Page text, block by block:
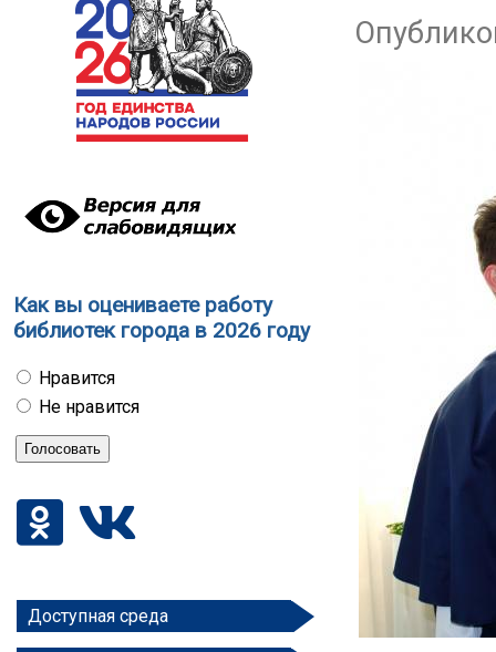
Как вы оцениваете работу
библиотек города в 2026 году
Нравится
Не нравится
Доступная среда